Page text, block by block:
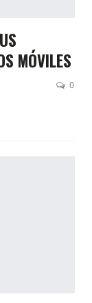
MÓVILES
0